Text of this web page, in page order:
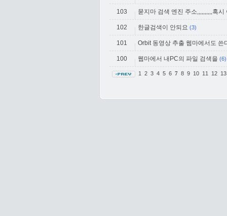
103 묻지마 검색 엔진 주소,,,,,,,,,,혹시
102 한글검색이 안되요 (3)
101 Orbit 동영상 추출 웹마에서도 쓴
100 웹마에서 내PC의 파일 검색을 (6)
1 2 3 4 5 6 7 8 9 10 11 12